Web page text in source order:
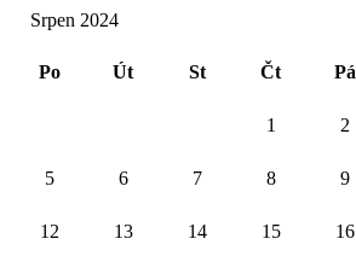
Srpen 2024
Po Út St Čt Pá
1 2
5 6 7 8 9
12 13 14 15 16